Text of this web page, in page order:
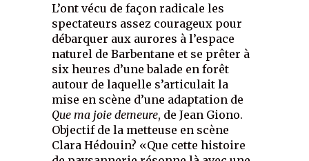
L’ont vécu de façon radicale les
spectateurs assez courageux pour
débarquer aux aurores à l’espace
naturel de Barbentane et se prêter à
six heures d’une balade en forêt
autour de laquelle s’articulait la
mise en scène d’une adaptation de
Que ma joie demeure, de Jean Giono.
Objectif de la metteuse en scène
Clara Hédouin? «Que cette histoire